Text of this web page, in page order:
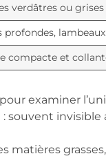
verdâtres ou
profondes,
compacte et
examiner
souvent
matières